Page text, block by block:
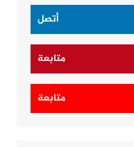
أتصل
متابعة
متابعة